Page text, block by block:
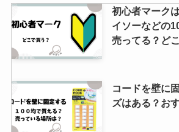
初心者マーク
イソーなどの
売ってる？ど
コードを壁に
ズはある？お